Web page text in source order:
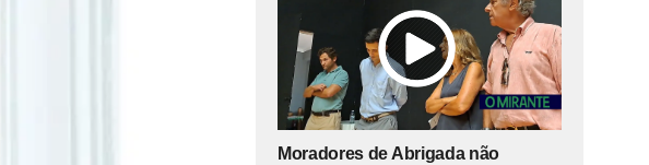
Moradores de Abrigada não